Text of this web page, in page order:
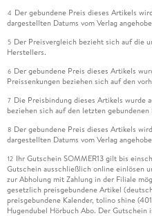
4 Der gebundene Preis dieses Artikels
dargestellten Datums vom Verlag
5 Der Preisvergleich bezieht sich auf die
Herstellers.
6 Der gebundene Preis dieses Artikels
Preissenkungen beziehen sich auf den
7 Die Preisbindung dieses Artikels wurde
beziehen sich auf den letzten gebundenen
8 Der gebundene Preis dieses Artikels
dargestellten Datums vom Verlag
12 Ihr Gutschein SOMMER13 gilt bis
Gutschein ausschließlich online einlösen
zur Abholung mit Zahlung in der Filiale
gesetzlich preisgebundene Artikel
preisgebundene Kalender, tolino shine
Hugendubel Hörbuch Abo. Der